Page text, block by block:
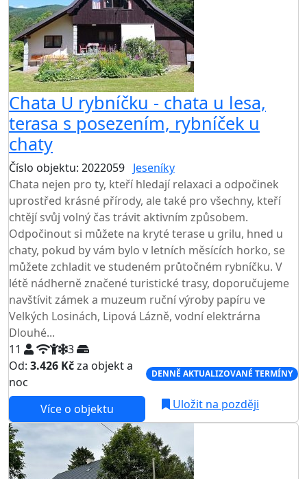
Chata U rybníčku - chata u lesa,
terasa s posezením, rybníček u
chaty
Číslo objektu: 2022059 Jeseníky
Chata nejen pro ty, kteří hledají relaxaci a odpočinek
uprostřed krásné přírody, ale také pro všechny, kteří
chtějí svůj volný čas trávit aktivním způsobem.
Odpočinout si můžete na kryté terase u grilu, hned u
chaty, pokud by vám bylo v letních měsících horko, se
můžete zchladit ve studeném průtočném rybníčku. V
létě nádherně značené turistické trasy, doporučujeme
navštívit zámek a muzeum ruční výroby papíru ve
Velkých Losinách, Lipová Lázně, vodní elektrárna
Dlouhé...
11
3
Od: 3.426 Kčza objekt a
noc
DENNĚ AKTUALIZOVANÉ TERMÍNY
Více o objektu Uložit na později